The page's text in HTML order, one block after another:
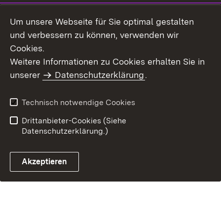
Benutzungshinweise
Erklärung zur
Barrierefreiheit
Um unsere Webseite für Sie optimal gestalten
und verbessern zu können, verwenden wir
Cookies.
Weitere Informationen zu Cookies erhalten Sie in
unserer
Datenschutzerklärung.
Technisch notwendige Cookies
Drittanbieter-Cookies (Siehe
Datenschutzerklärung.)
Akzeptieren